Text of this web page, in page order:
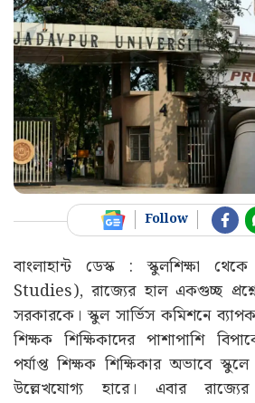
Follow
বাংলাহান্ট ডেস্ক : স্কুলশিক্ষা
Studies), রাজ্যের হাল একগুচ্ছ
সরকারকে। স্কুল সার্ভিস কমিশনে
শিক্ষক শিক্ষিকাদের পাশাপাশি
পর্যাপ্ত শিক্ষক শিক্ষিকার অভাবে
উল্লেখযোগ্য হারে। এবার রাজ্যের